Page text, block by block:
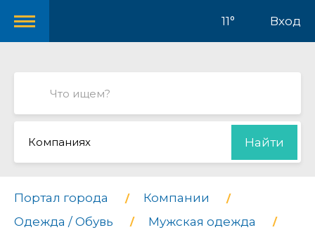
11° Вход
Компаниях Найти
Портал города
Компании
Одежда / Обувь
Мужская одежда